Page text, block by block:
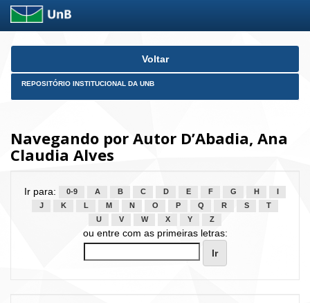
Skip
Voltar
REPOSITÓRIO INSTITUCIONAL DA UNB
Navegando por Autor D’Abadia, Ana
Claudia Alves
Ir para: 0-9 A B C D E F G H
J
K L M N O P Q R S
T
U
V W X Y Z
ou entre com as primeiras letras: